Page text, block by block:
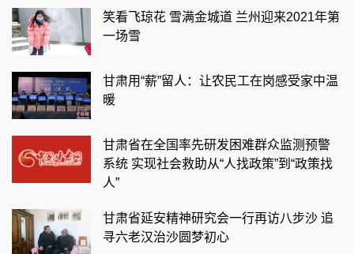
笑看飞琼花 雪满金城道 兰州迎来2021年第
一场雪
甘肃用“薪”留人：让农民工在岗感受家中温
暖
甘肃省在全国率先研发困难群众监测预警
系统 实现社会救助从“人找政策”到“政策找
人”
甘肃省延安精神研究会一行再访八步沙 追
寻六老汉治沙圆梦初心